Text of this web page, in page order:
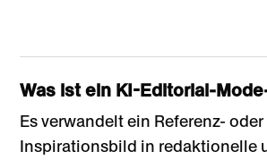
Was ist ein KI-Editorial-
Es verwandelt ein Referenz- oder
Inspirationsbild in redaktionelle